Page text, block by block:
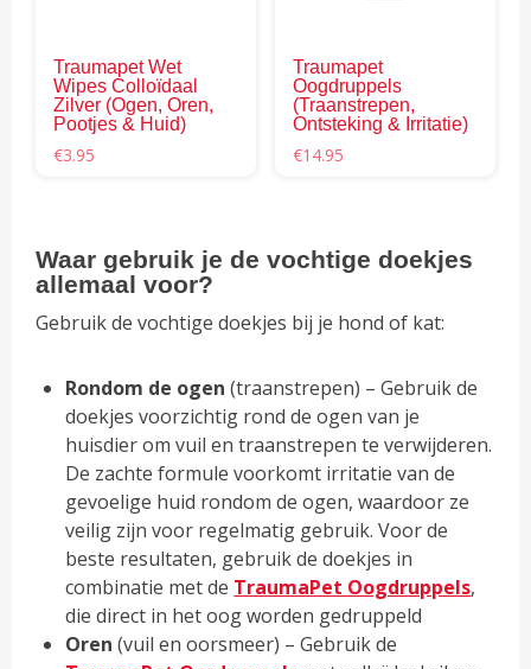
Traumapet Wet
Wipes Colloïdaal
Zilver (Ogen, Oren,
Pootjes & Huid)
€3.95
Traumapet
Oogdruppels
(Traanstrepen,
Ontsteking & Irritatie)
€14.95
Waar gebruik je de vochtige doekjes
allemaal voor?
Gebruik de vochtige doekjes bij je hond of kat:
Rondom de ogen (traanstrepen) – Gebruik de
doekjes voorzichtig rond de ogen van je
huisdier om vuil en traanstrepen te verwijderen.
De zachte formule voorkomt irritatie van de
gevoelige huid rondom de ogen, waardoor ze
veilig zijn voor regelmatig gebruik. Voor de
beste resultaten, gebruik de doekjes in
combinatie met de TraumaPet Oogdruppels,
die direct in het oog worden gedruppeld
Oren (vuil en oorsmeer) – Gebruik de